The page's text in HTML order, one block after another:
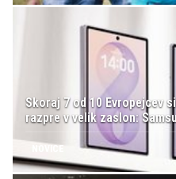
Skoraj 7 od 10 Evropejcev
razpre v velik zaslon: